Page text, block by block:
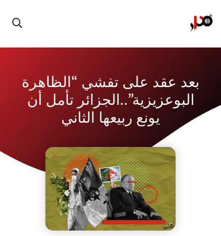
بعد عقد على تفشي “الظاهرة
البوعزيزية”..الجزائر تأمل أن
يونع ربيعها الثاني